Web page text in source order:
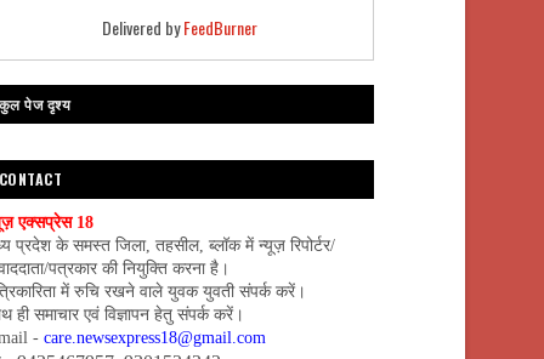
Delivered byFeedBurner
पेज दृश्य
CONTACT
एक्सप्रेस 18
प्रदेश के समस्त जिला, तहसील, ब्लॉक में न्यूज़ रिपोर्टर/
पत्रकार की नियुक्ति करना है।
में रुचि रखने वाले युवक युवती संपर्क करें।
ही समाचार एवं विज्ञापन हेतु संपर्क करें।
- care.newsexpress18@gmail.com